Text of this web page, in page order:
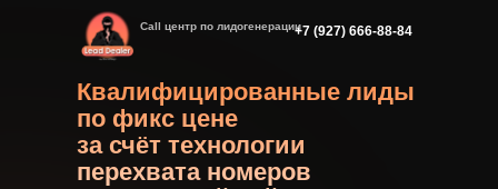
Квалифицированные лиды
по фикс цене
за счёт технологии
перехвата номеров
Call центр по лидогенерации+7 (927) 666-88-84